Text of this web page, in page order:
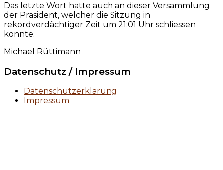
Das letzte Wort hatte auch an dieser Versammlung
der Präsident, welcher die Sitzung in
rekordverdächtiger Zeit um 21:01 Uhr schliessen
konnte.
Michael Rüttimann
Datenschutz / Impressum
Datenschutzerklärung
Impressum